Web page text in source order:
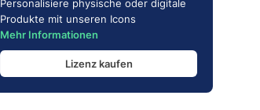
Personalisiere physische oder digitale
Produkte mit unseren Icons
Mehr Informationen
Lizenz kaufen